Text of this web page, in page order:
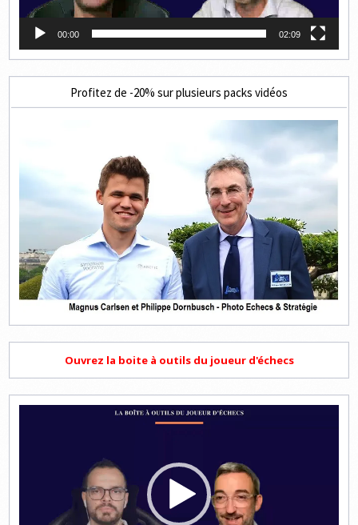
00:00 02:09
Profitez de -20% sur plusieurs packs vidéos
Ouvrez la boite à outils du joueur d'échecs